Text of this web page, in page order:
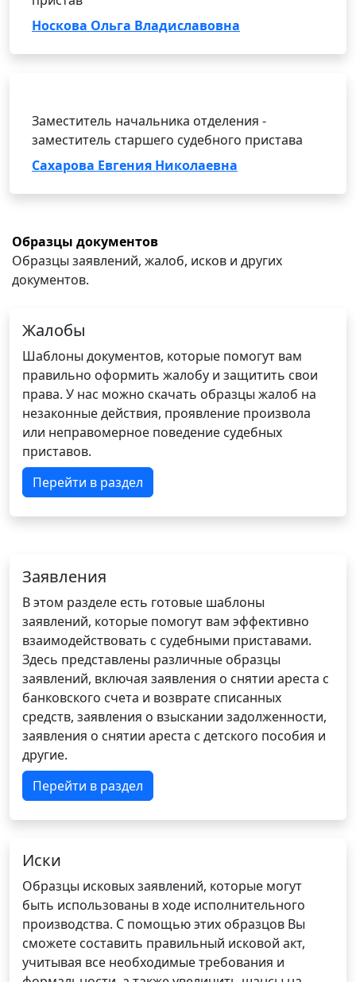
Носкова Ольга Владиславовна
Заместитель начальника отделения -
заместитель старшего судебного пристава
Сахарова Евгения Николаевна
Образцы документов
Образцы заявлений, жалоб, исков и других
документов.
Жалобы
Шаблоны документов, которые помогут вам
правильно оформить жалобу и защитить свои
права. У нас можно скачать образцы жалоб на
незаконные действия, проявление произвола
или неправомерное поведение судебных
приставов.
Перейти в раздел
Заявления
В этом разделе есть готовые шаблоны
заявлений, которые помогут вам эффективно
взаимодействовать с судебными приставами.
Здесь представлены различные образцы
заявлений, включая заявления о снятии ареста с
банковского счета и возврате списанных
средств, заявления о взыскании задолженности,
заявления о снятии ареста с детского пособия и
другие.
Перейти в раздел
Иски
Образцы исковых заявлений, которые могут
быть использованы в ходе исполнительного
производства. С помощью этих образцов Вы
сможете составить правильный исковой акт,
учитывая все необходимые требования и